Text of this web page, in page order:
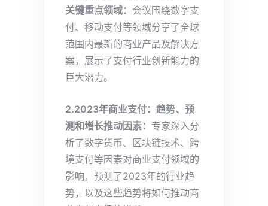
关键重点领域： 会议围绕数字支
付、移动支付等领域分享了全球
范围内最新的商业产品及解决方
案，展示了支付行业创新能力的
巨大潜力。
2.2023年商业支付：趋势、预
测和增长推动因素： 专家深入分
析了数字货币、区块链技术、跨
境支付等因素对商业支付领域的
影响，预测了2023年的行业趋
势，以及这些趋势将如何推动商